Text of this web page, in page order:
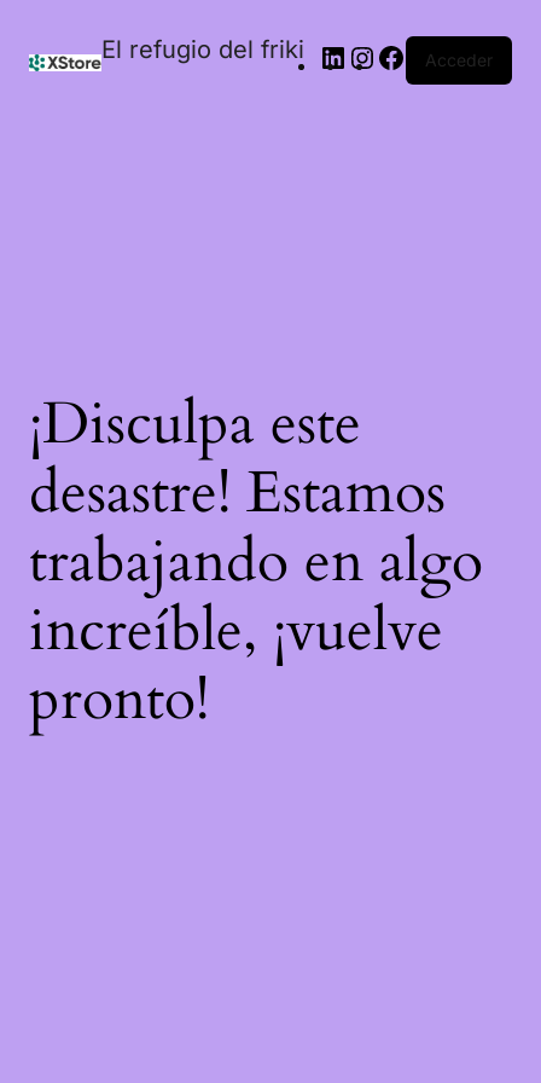
El refugio del friki Acceder
¡Disculpa este
desastre! Estamos
trabajando en algo
increíble, ¡vuelve
pronto!